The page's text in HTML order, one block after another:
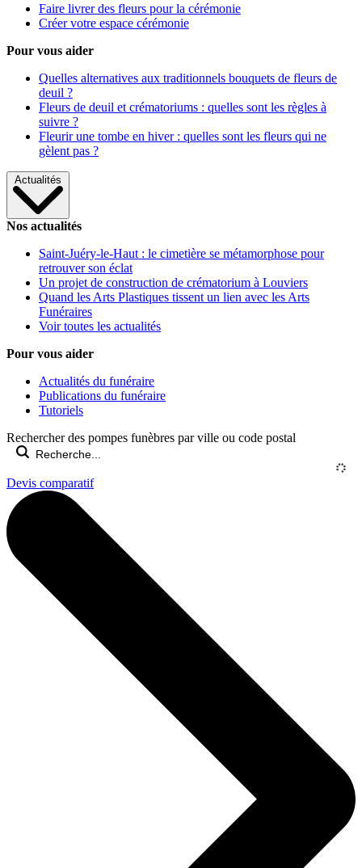
Faire livrer des fleurs pour la cérémonie
Créer votre espace cérémonie
Pour vous aider
Quelles alternatives aux traditionnels bouquets de fleurs de
deuil ?
Fleurs de deuil et crématoriums : quelles sont les règles à
suivre ?
Fleurir une tombe en hiver : quelles sont les fleurs qui ne
gèlent pas ?
Actualités
Nos actualités
Saint-Juéry-le-Haut : le cimetière se métamorphose pour
retrouver son éclat
Un projet de construction de crématorium à Louviers
Quand les Arts Plastiques tissent un lien avec les Arts
Funéraires
Voir toutes les actualités
Pour vous aider
Actualités du funéraire
Publications du funéraire
Tutoriels
Rechercher des pompes funèbres par ville ou code postal
Devis comparatif